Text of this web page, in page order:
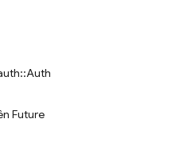
Future